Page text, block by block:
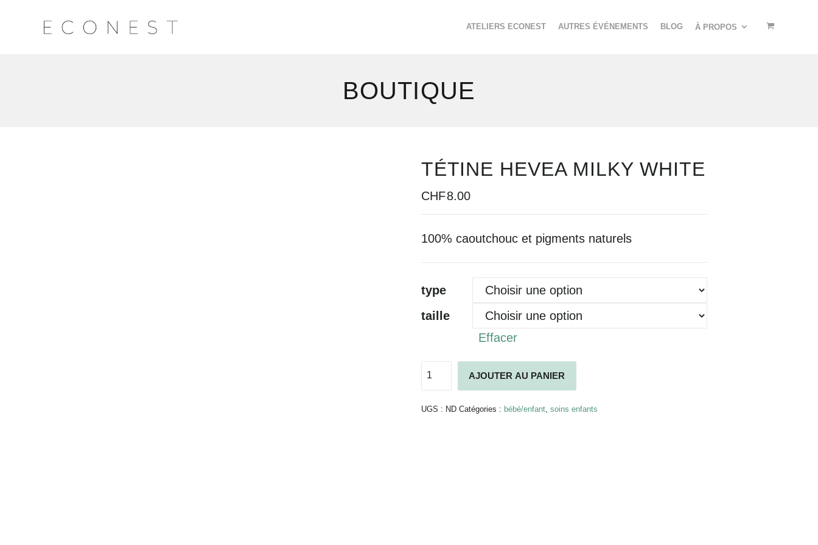
ATELIERS ECONEST AUTRES ÉVÉNEMENTS BLOG À PROPOS
BOUTIQUE
TÉTINE HEVEA MILKY WHITE
CHF8.00
100% caoutchouc et pigments naturels
type
taille
Effacer
de
Tétine
Hevea
AJOUTER AU PANIER
UGS : ND Catégories : bébé/enfant, soins enfants